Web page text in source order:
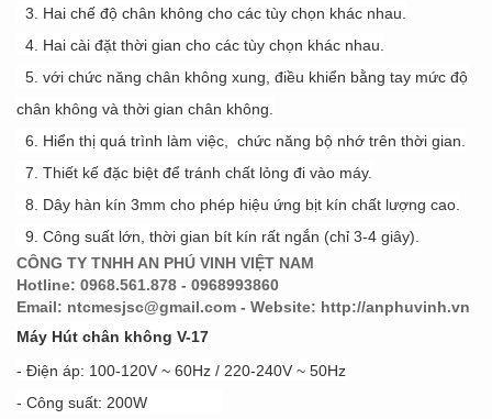
3. Hai chế độ chân không cho các tùy chọn khác nhau.
4. Hai cài đặt thời gian cho các tùy chọn khác nhau.
5. với chức năng chân không xung, điều khiển bằng tay mức độ
chân không và thời gian chân không.
6. Hiển thị quá trình làm việc,
chức năng bộ nhớ trên thời gian.
7. Thiết kế đặc biệt để tránh chất lỏng đi vào máy.
8. Dây hàn kín 3mm cho phép hiệu ứng bịt kín chất lượng cao.
9. Công suất lớn, thời gian bít kín rất ngắn (chỉ 3-4 giây).
CÔNG TY TNHH AN PHÚ VINH VIỆT NAM
Hotline: 0968.561.878 - 0968993860
Email: ntcmesjsc@gmail.com - Website: http://anphuvinh.vn
Máy Hút chân không V-17
- Điện áp: 100-120V ~ 60Hz / 220-240V ~ 50Hz
- Công suất: 200W